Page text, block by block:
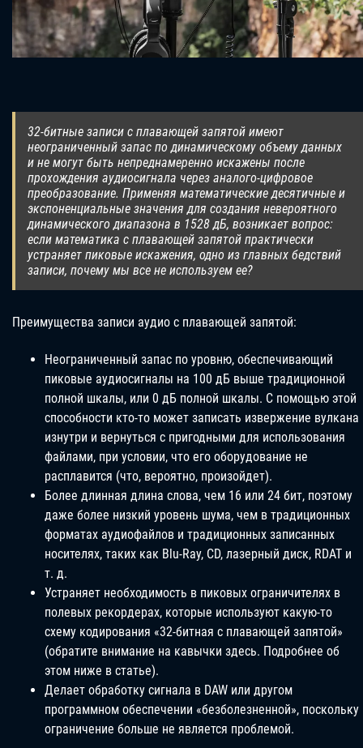
32-битные записи с плавающей запятой имеют
неограниченный запас по динамическому объему данных
и не могут быть непреднамеренно искажены после
прохождения аудиосигнала через аналого-цифровое
преобразование. Применяя математические десятичные и
экспоненциальные значения для создания невероятного
динамического диапазона в 1528 дБ, возникает вопрос:
если математика с плавающей запятой практически
устраняет пиковые искажения, одно из главных бедствий
записи, почему мы все не используем ее?
Преимущества записи аудио с плавающей запятой:
Неограниченный запас по уровню, обеспечивающий
пиковые аудиосигналы на 100 дБ выше традиционной
полной шкалы, или 0 дБ полной шкалы. С помощью этой
способности кто-то может записать извержение вулкана
изнутри и вернуться с пригодными для использования
файлами, при условии, что его оборудование не
расплавится (что, вероятно, произойдет).
Более длинная длина слова, чем 16 или 24 бит, поэтому
даже более низкий уровень шума, чем в традиционных
форматах аудиофайлов и традиционных записанных
носителях, таких как Blu-Ray, CD, лазерный диск, RDAT и
т. д.
Устраняет необходимость в пиковых ограничителях в
полевых рекордерах, которые используют какую-то
схему кодирования «32-битная с плавающей запятой»
(обратите внимание на кавычки здесь. Подробнее об
этом ниже в статье).
Делает обработку сигнала в DAW или другом
программном обеспечении «безболезненной», поскольку
ограничение больше не является проблемой.